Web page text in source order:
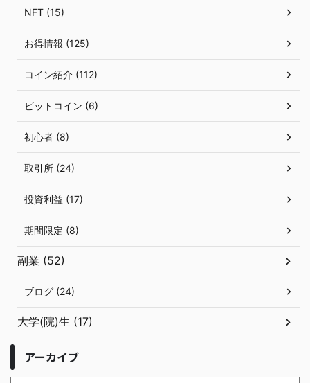
NFT (15)
お得情報 (125)
コイン紹介 (112)
ビットコイン (6)
初心者 (8)
取引所 (24)
投資利益 (17)
期間限定 (8)
副業 (52)
ブログ (24)
大学(院)生 (17)
アーカイブ